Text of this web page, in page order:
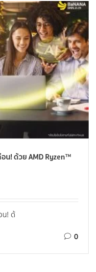
น! ด้วย AMD Ryzen™
น! ด้
0